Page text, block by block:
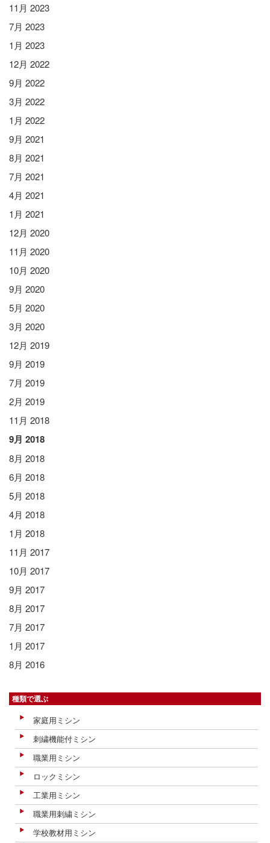
11月 2023
7月 2023
1月 2023
12月 2022
9月 2022
3月 2022
1月 2022
9月 2021
8月 2021
7月 2021
4月 2021
1月 2021
12月 2020
11月 2020
10月 2020
9月 2020
5月 2020
3月 2020
12月 2019
9月 2019
7月 2019
2月 2019
11月 2018
9月 2018
8月 2018
6月 2018
5月 2018
4月 2018
1月 2018
11月 2017
10月 2017
9月 2017
8月 2017
7月 2017
1月 2017
8月 2016
種類で選ぶ
家庭用ミシン
刺繍機能付ミシン
職業用ミシン
ロックミシン
工業用ミシン
職業用刺繍ミシン
学校教材用ミシン